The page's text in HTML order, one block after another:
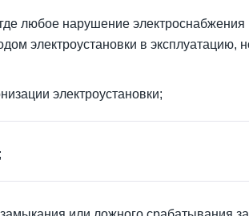
любое нарушение
электроустановки в эксплуатацию,
электроустановки;